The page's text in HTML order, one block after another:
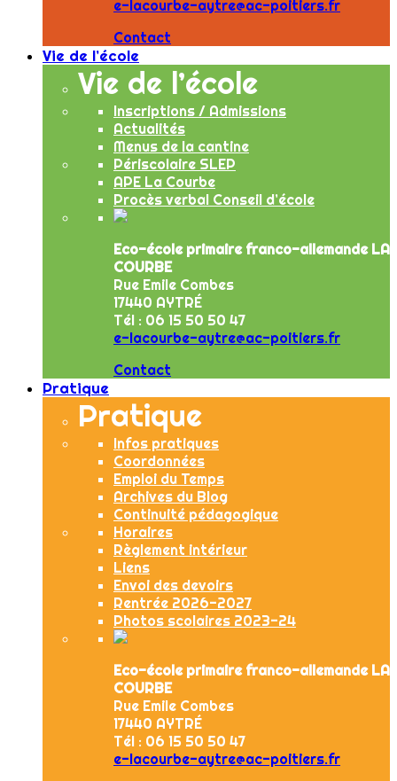
e-lacourbe-aytre@ac-poitiers.fr
Contact
Vie de l’école
Vie de l’école
Inscriptions / Admissions
Actualités
Menus de la cantine
Périscolaire SLEP
APE La Courbe
Procès verbal Conseil d’école
Eco-école primaire franco-allemande LA
COURBE
Rue Emile Combes
17440 AYTRÉ
Tél : 06 15 50 50 47
e-lacourbe-aytre@ac-poitiers.fr
Contact
Pratique
Pratique
Infos pratiques
Coordonnées
Emploi du Temps
Archives du Blog
Continuité pédagogique
Horaires
Règlement intérieur
Liens
Envoi des devoirs
Rentrée 2026-2027
Photos scolaires 2023-24
Eco-école primaire franco-allemande LA
COURBE
Rue Emile Combes
17440 AYTRÉ
Tél : 06 15 50 50 47
e-lacourbe-aytre@ac-poitiers.fr